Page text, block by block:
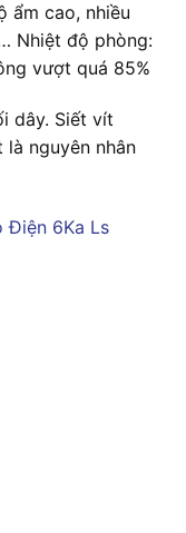
ẩm cao, nhiều
Nhiệt độ phòng:
vượt quá 85%
dây. Siết vít
nguyên nhân